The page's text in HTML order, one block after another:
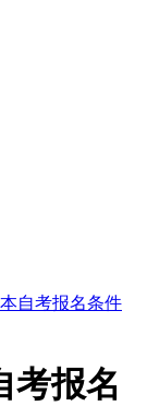
自考报名条件
考报名